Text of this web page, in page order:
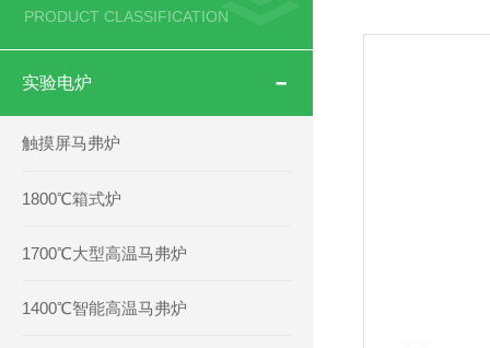
PRODUCT CLASSIFICATION
实验电炉
触摸屏马弗炉
1800℃箱式炉
1700℃大型高温马弗炉
1400℃智能高温马弗炉